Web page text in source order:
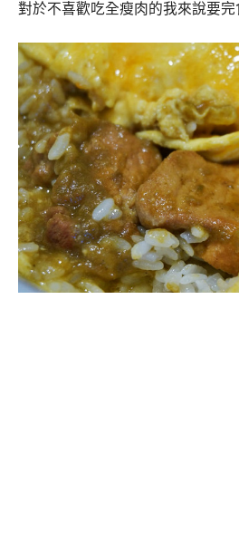
對於不喜歡吃全瘦肉的我來說要